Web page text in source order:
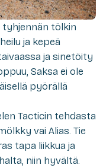
tyhjennän tölkin
ja kepeä
ja sinetöity
Saksa ei ole
pyörällä
Tacticin tehdasta
vai Alias. Tie
tapa liikkua ja
niin hyvältä.